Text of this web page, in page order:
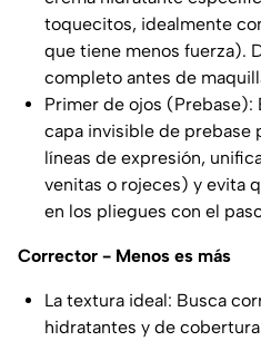
toquecitos, idealmente
que tiene menos fuerza).
completo antes de
Primer de ojos (Prebase):
capa invisible de prebase
líneas de expresión,
venitas o rojeces) y evita
en los pliegues con el
Corrector - Menos es más
La textura ideal: Busca
hidratantes y de